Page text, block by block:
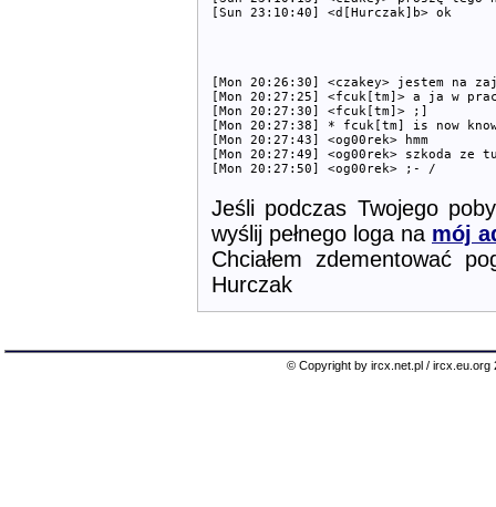
[Mon 20:26:30] <czakey> jestem na
[Mon 20:27:25] <fcuk[tm]> a ja w
[Mon 20:27:30] <fcuk[tm]> ;]
[Mon 20:27:38] * fcuk[tm] is now
[Mon 20:27:43] <og00rek> hmm
[Mon 20:27:49] <og00rek> szkoda ze
Jeśli podczas Twojego
wyślij pełnego loga na mój
Chciałem zdementować
Hurczak
© Copyright by ircx.net.pl / ircx.eu.org